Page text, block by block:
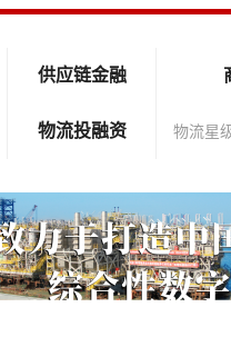
供应链金融
物流投融资 物流星